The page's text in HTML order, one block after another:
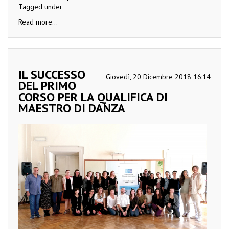
Tagged under
Read more...
Giovedì, 20 Dicembre 2018 16:14
IL SUCCESSO
DEL PRIMO
CORSO PER LA QUALIFICA DI
MAESTRO DI DANZA